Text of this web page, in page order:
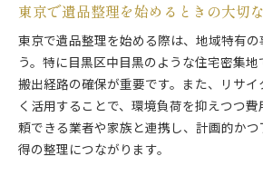
遺品整理の費用やサービス内容
希望に合わせた遺品整理プラ
遺品整理のアフターフォロー
東京で後悔しない遺品整理を
東京で遺品整理を始めるときの大切
東京で遺品整理を始める際は、地域特有
う。特に目黒区中目黒のような住宅密集
搬出経路の確保が重要です。また、リサ
く活用することで、環境負荷を抑えつつ
頼できる業者や家族と連携し、計画的か
得の整理につながります。